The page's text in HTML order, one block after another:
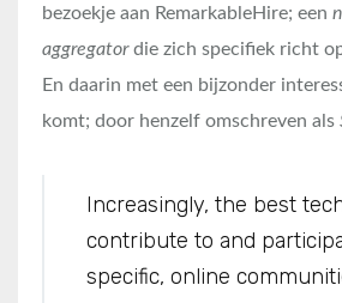
bezoekje aan RemarkableHire; een
aggregatordie zich specifiek richt
En daarin met een bijzonder
komt; door henzelf omschreven als
Increasingly, the best
contribute to and
specific, online